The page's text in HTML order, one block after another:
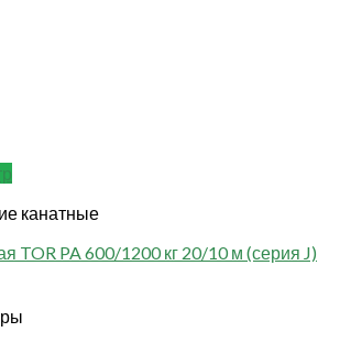
канатные
TOR PA 600/1200 кг 20/10 м (серия J)